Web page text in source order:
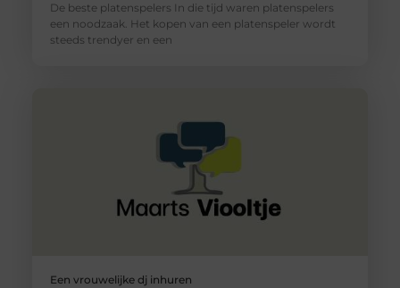
De beste platenspelers In die tijd waren platenspelers
een noodzaak. Het kopen van een platenspeler wordt
steeds trendyer en een
Een vrouwelijke dj inhuren